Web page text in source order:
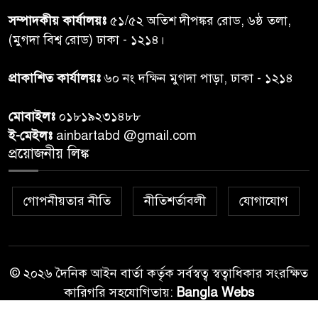
কুলাউড়া সীমান্তে বিএসএফের
৮
নেওয়ার পর ভারতীয় নাগরিক আটক
৯
১০
সম্পাদকীয় কার্যালয়ঃ ৫১/৫২ অতিশ দীপঙ্কর রোড, ৬ষ্ঠ তলা,
(মুগদা বিশ্ব রোড) ঢাকা - ১২১৪।
প্রাকাশিত কার্যালয়ঃ৬০ নং দক্ষিন মুগদা পাড়া, ঢাকা - ১২১৪
মোবাইলঃ ০১৮১৯২৩১৪৮৮
ই-মেইলঃ ainbartabd @gmail.com
প্রয়োজনীয় লিঙ্ক
গোপনীয়তার নীতি নীতিশর্তাবলী যোগাযোগ
© ২০২৬ দৈনিক আইন বার্তা কর্তৃক সর্বস্বত্ব স্বত্বাধিকার সংরক্ষিত
কারিগরি সহযোগিতায়: Bangla Webs